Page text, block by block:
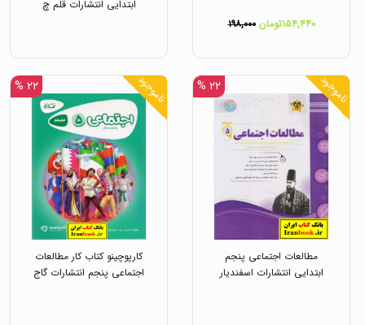
۱۵۴,۴۴۰تومان ۱۹۸,۰۰۰
ابتدایی انتشارات قلم چ
ناموجود ۲۲ %
مطالعات اجتماعی پنجم
ابتدایی انتشارات اسفندیار
ناموجود ۲۲ %
کارپوچینو کتاب کار مطالعات
اجتماعی پنجم انتشارات گاج